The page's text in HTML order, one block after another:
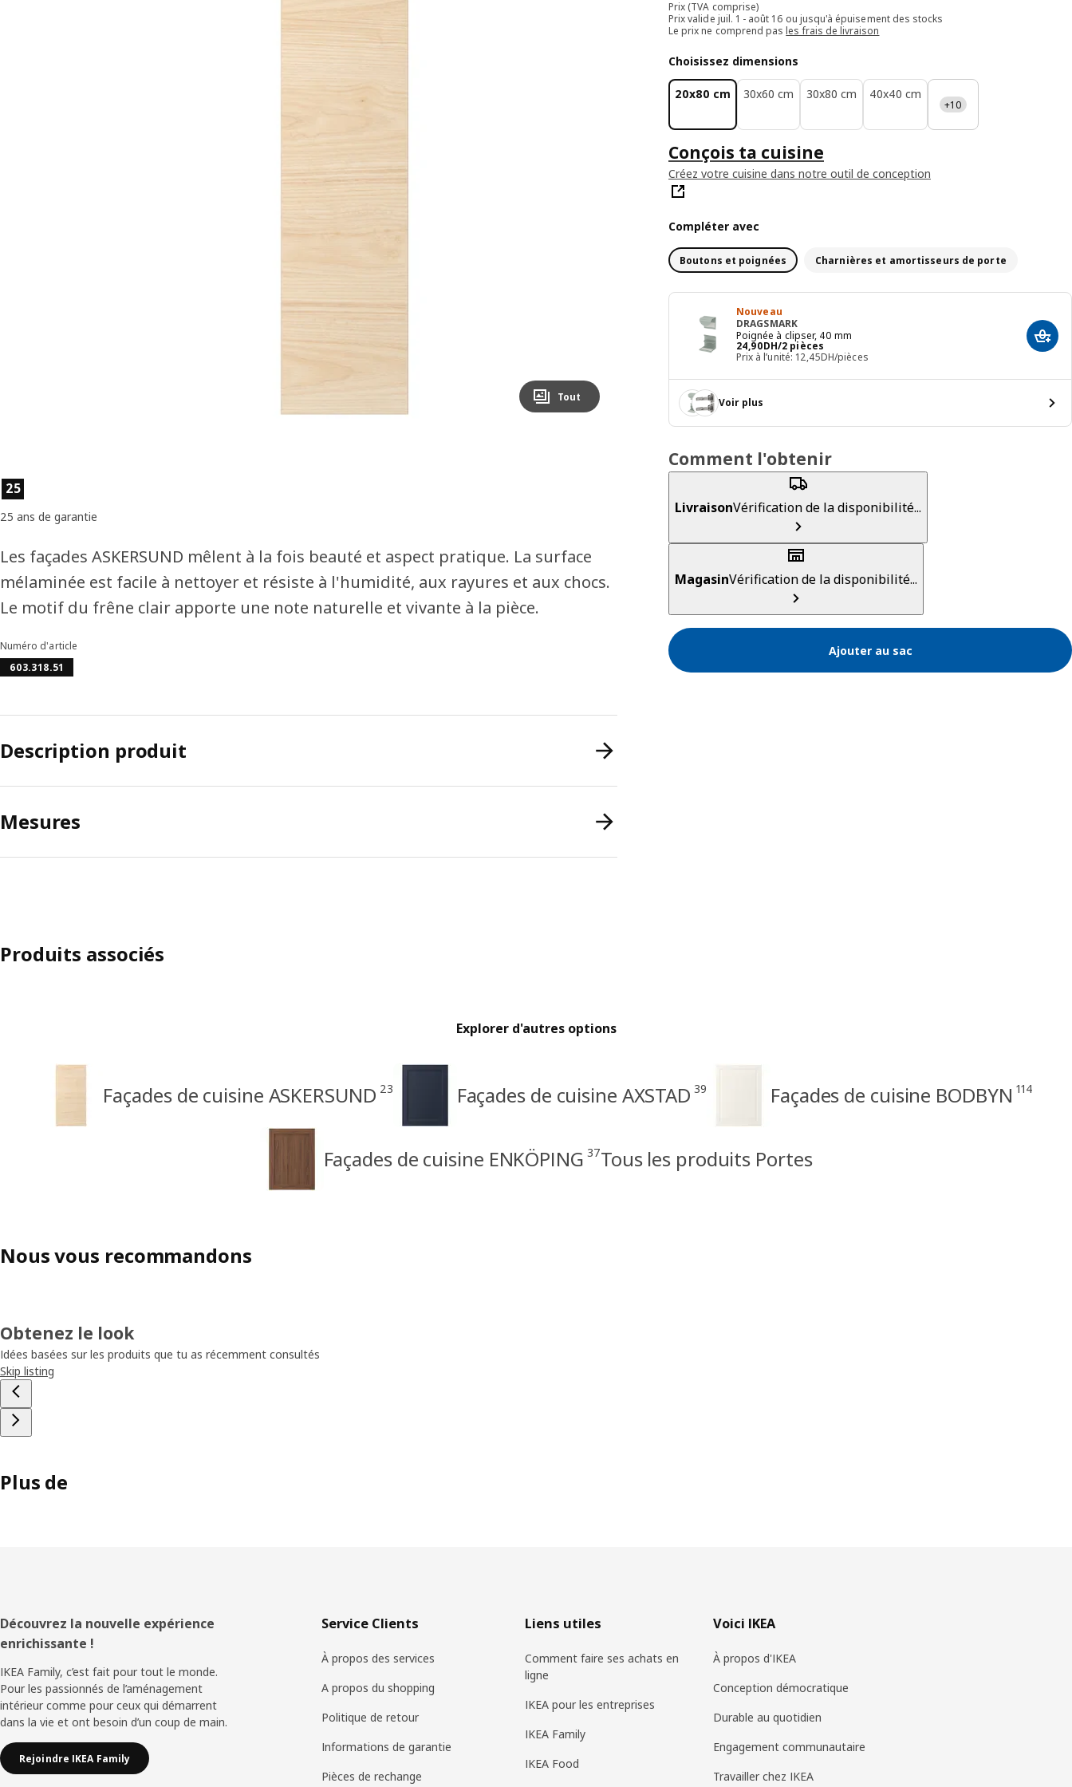
Tout
Prix (TVA comprise)
Prix valide juil. 1 - août 16 ou jusqu'à épuisement des stocks
Le prix ne comprend pasles frais de livraison
Choisissez dimensions
20x80 cm 30x60 cm 30x80 cm 40x40 cm
+10
Conçois ta cuisine
Créez votre cuisine dans notre outil de conception
Compléter avec
Boutons et poignées Charnières et amortisseurs de porte
Nouveau
DRAGSMARK
Poignée à clipser, 40 mm
24,90DH/2 pièces
24,90DH/2 pièces
Prix à l’unité: 12,45DH/pièces
Voir plus
Comment l'obtenir
LivraisonVérification de la disponibilité...
MagasinVérification de la disponibilité...
Ajouter au sac
Caractéristiques du produit
25
25 ans de garantie
Les façades ASKERSUND mêlent à la fois beauté et aspect pratique. La surface
mélaminée est facile à nettoyer et résiste à l'humidité, aux rayures et aux chocs.
Le motif du frêne clair apporte une note naturelle et vivante à la pièce.
Numéro d'article
603.318.51
Description produit
Mesures
Produits associés
Explorer d'autres options
Façades de cuisine ASKERSUND 23 Façades de cuisine AXSTAD 39 Façades de cuisine BODBYN 114
Façades de cuisine ENKÖPING 37Tous les produits Portes
Nous vous recommandons
Obtenez le look
Idées basées sur les produits que tu as récemment consultés
Skip listing
Plus de
Pied
de
page
Découvrez la nouvelle expérience
enrichissante !
IKEA Family, c’est fait pour tout le monde.
Pour les passionnés de l’aménagement
intérieur comme pour ceux qui démarrent
dans la vie et ont besoin d’un coup de main.
Rejoindre IKEA Family
Service Clients
À propos des services
A propos du shopping
Politique de retour
Informations de garantie
Pièces de rechange
Liens utiles
Comment faire ses achats en
ligne
IKEA pour les entreprises
IKEA Family
IKEA Food
Voici IKEA
À propos d'IKEA
Conception démocratique
Durable au quotidien
Engagement communautaire
Travailler chez IKEA